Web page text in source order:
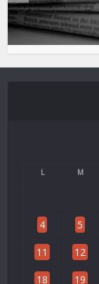
L M
4 5
11 12
18 19